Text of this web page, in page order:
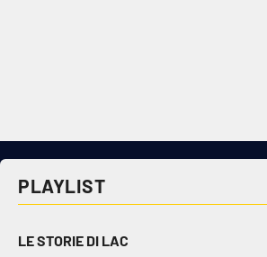
PLAYLIST
LE STORIE DI LAC